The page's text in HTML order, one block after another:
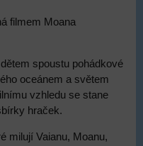
filmem Moana
spoustu pohádkové
oceánem a světem
vzhledu se stane
hraček.
milují Vaianu, Moanu,